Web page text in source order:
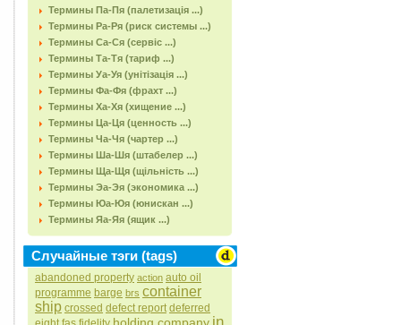
Термины Па-Пя (палетизація ...)
Термины Ра-Ря (риск системы ...)
Термины Са-Ся (сервіс ...)
Термины Та-Тя (тариф ...)
Термины Уа-Уя (унітізація ...)
Термины Фа-Фя (фрахт ...)
Термины Ха-Хя (хищение ...)
Термины Ца-Ця (ценность ...)
Термины Ча-Чя (чартер ...)
Термины Ша-Шя (штабелер ...)
Термины Ща-Щя (щільність ...)
Термины Эа-Эя (экономика ...)
Термины Юа-Юя (юнискан ...)
Термины Яа-Яя (ящик ...)
Случайные тэги (tags)
abandoned property action auto oil
programme barge brs container
ship crossed defect report deferred